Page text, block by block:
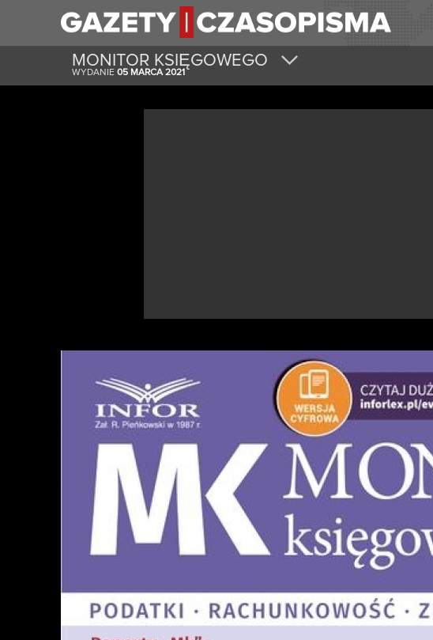
MONITOR KSIĘGOWEGO
WYDANIE 05 MARCA 2021